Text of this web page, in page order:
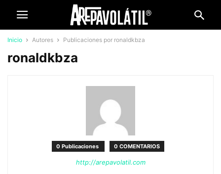
Inicio Autores Publicaciones por ronaldkbza
ronaldkbza
0 Publicaciones 0 COMENTARIOS
http://arepavolatil.com